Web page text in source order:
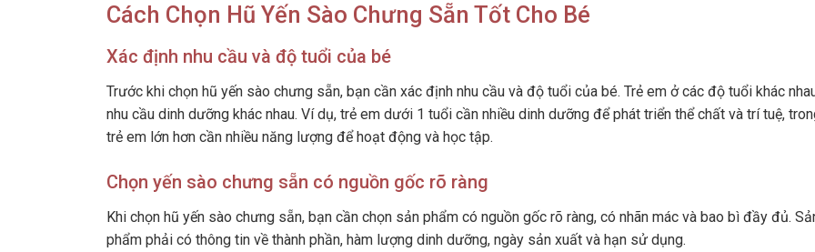
Cách Chọn Hũ Yến Sào Chưng Sẵn Tốt Cho Bé
Xác định nhu cầu và độ tuổi của bé
Trước khi chọn hũ yến sào chưng sẵn, bạn cần xác định nhu cầu và độ tuổi của bé. Trẻ em ở các độ tuổi khác
nhu cầu dinh dưỡng khác nhau. Ví dụ, trẻ em dưới 1 tuổi cần nhiều dinh dưỡng để phát triển thể chất và trí tuệ,
trẻ em lớn hơn cần nhiều năng lượng để hoạt động và học tập.
Chọn yến sào chưng sẵn có nguồn gốc rõ ràng
Khi chọn hũ yến sào chưng sẵn, bạn cần chọn sản phẩm có nguồn gốc rõ ràng, có nhãn mác và bao bì đầy đủ.
phẩm phải có thông tin về thành phần, hàm lượng dinh dưỡng, ngày sản xuất và hạn sử dụng.